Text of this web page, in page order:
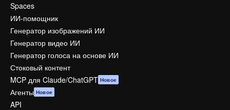
Spaces
ИИ-помощник
Генератор изображений ИИ
Генератор видео ИИ
Генератор голоса на основе ИИ
Стоковый контент
MCP для Claude/ChatGPT Новое
Агенты Новое
API